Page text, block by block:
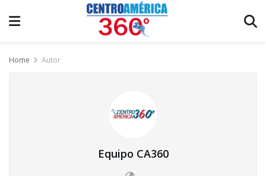
Home Autor
Equipo CA360